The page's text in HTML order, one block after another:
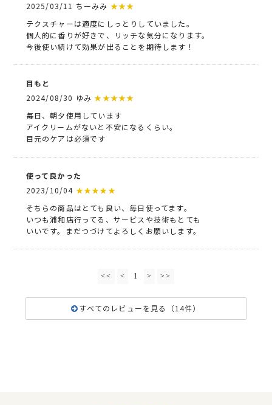
2025/03/11 ちーみみ ★★★
テクスチャーは適度にしっとりしていました。
個人的に香りが好きで、リッチな気分になります。
今後使い続けて効果が出ることを期待します！
目もと
2024/08/30 ゆみ★★★★★
毎日、朝夕使用しています
アイクリームがないと不安になるくらい。
目元のケアは必須です
使って良かった
2023/10/04 ★★★★★
そちらの商品はとても良い、毎日使ってます。
いつも浦和店行ってる、サービスや技術もとても
いいです。まだつづけてよろしくお願いします。
<< < 1 > >>
すべてのレビューを見る（14件）